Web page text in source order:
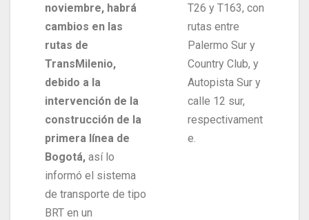
noviembre, habrá
cambios en las
rutas de
TransMilenio,
debido a la
intervención de la
construcción de la
primera línea de
Bogotá, así lo
informó el sistema
de transporte de tipo
BRT en un
T26 y T163, con
rutas entre
Palermo Sur y
Country Club, y
Autopista Sur y
calle 12 sur,
respectivament
e.